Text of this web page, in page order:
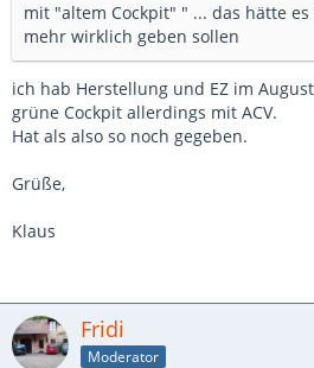
mit "altem Cockpit" " ... das hätte
mehr wirklich geben sollen
ich hab Herstellung und EZ im
grüne Cockpit allerdings mit ACV.
Hat als also so noch gegeben.
Grüße,
Klaus
Fridi
Moderator